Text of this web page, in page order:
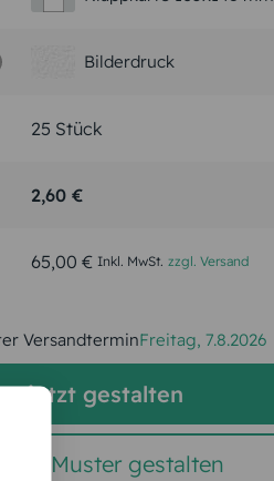
Bilderdruck
2,60 €
65,00 € Inkl. MwSt. zzgl. Versand
VersandterminFreitag, 7.8.2026
jetzt gestalten
gratis Muster gestalten